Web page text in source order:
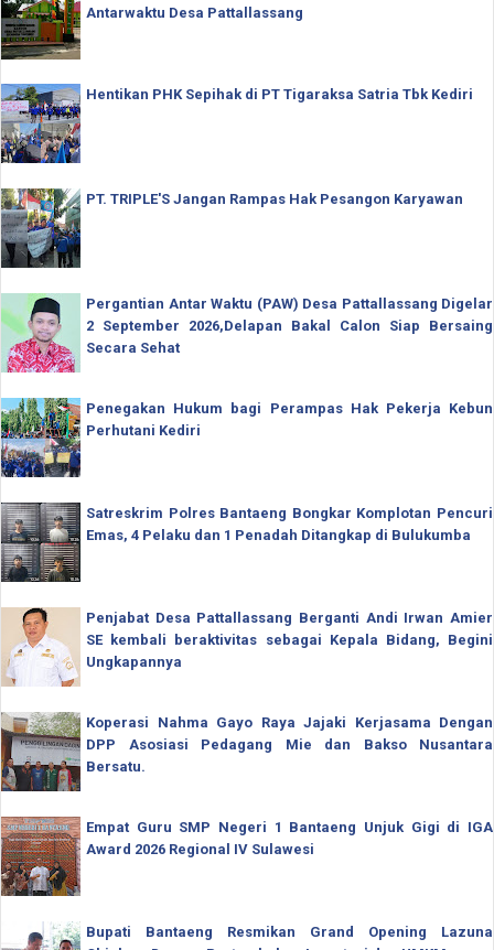
Antarwaktu Desa Pattallassang
Hentikan PHK Sepihak di PT Tigaraksa Satria Tbk Kediri
PT. TRIPLE'S Jangan Rampas Hak Pesangon Karyawan
Pergantian Antar Waktu (PAW) Desa Pattallassang Digelar
2 September 2026,Delapan Bakal Calon Siap Bersaing
Secara Sehat
Penegakan Hukum bagi Perampas Hak Pekerja Kebun
Perhutani Kediri
Satreskrim Polres Bantaeng Bongkar Komplotan Pencuri
Emas, 4 Pelaku dan 1 Penadah Ditangkap di Bulukumba
Penjabat Desa Pattallassang Berganti Andi Irwan Amier
SE kembali beraktivitas sebagai Kepala Bidang, Begini
Ungkapannya
Koperasi Nahma Gayo Raya Jajaki Kerjasama Dengan
DPP Asosiasi Pedagang Mie dan Bakso Nusantara
Bersatu.
Empat Guru SMP Negeri 1 Bantaeng Unjuk Gigi di IGA
Award 2026 Regional IV Sulawesi
Bupati Bantaeng Resmikan Grand Opening Lazuna